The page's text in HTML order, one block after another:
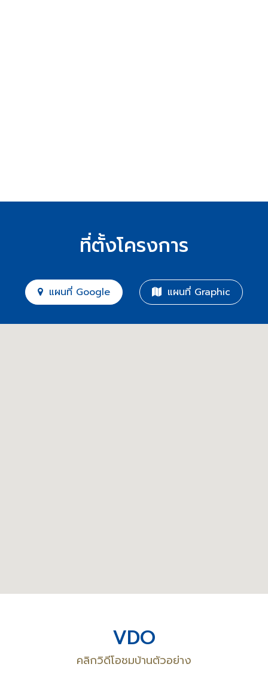
ที่ตั้งโครงการ
แผนที่ Google แผนที่ Graphic
VDO
คลิกวิดีโอชมบ้านตัวอย่าง